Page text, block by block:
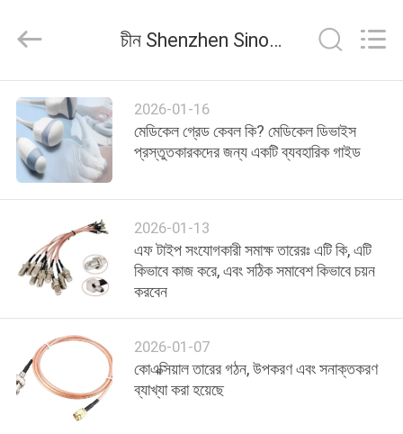
বাড়ি
পণ্য
আমাদের
সম্বন্ধে
কারখানা
পরিদর্শন
Technology
Rights
চীন Shenzhen Sino-Media Technology Co., Ltd. কোম্পানি সংবাদ
2026-01-16
মেডিকেল গ্রেড কেবল কি? মেডিকেল ডিভাইস
প্রস্তুতকারকদের জন্য একটি ব্যবহারিক গাইড
2026-01-13
এফ টাইপ সংযোগকারী সমাক্ষ তারেরঃ এটি কি, এটি
কিভাবে কাজ করে, এবং সঠিক সমাবেশ কিভাবে চয়ন
করবেন
2026-01-07
কোএক্সিয়াল তারের গঠন, উপকরণ এবং সনাক্তকরণ
ব্যাখ্যা করা হয়েছে